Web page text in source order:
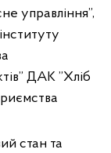
управління”,
ДАК ”Хліб
стан та